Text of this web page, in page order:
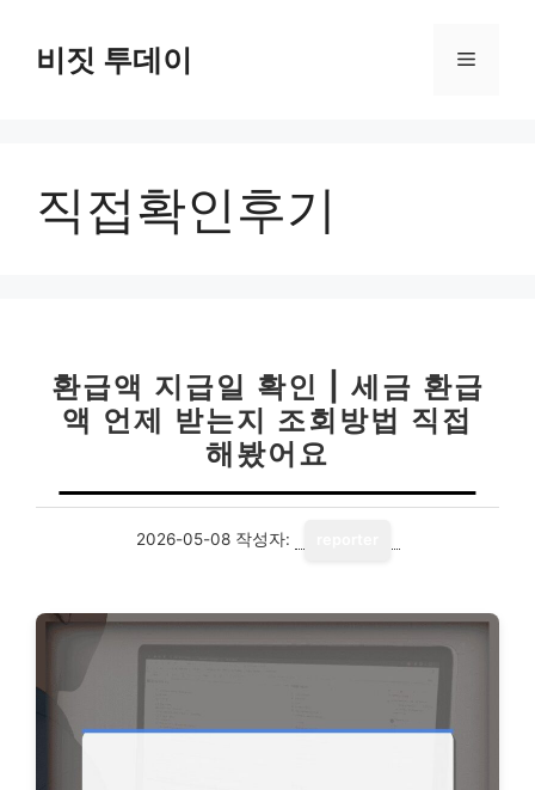
비짓 투데이 메
직접확인후기
환급액 지급일 확인 | 세금 환급
액 언제 받는지 조회방법 직접
해봤어요
2026-05-08 작성자: